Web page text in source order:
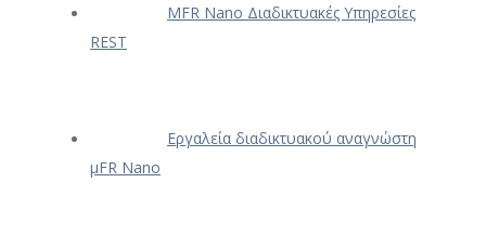
ΜFR Nano Διαδικτυακές Υπηρεσίες
REST
Εργαλεία διαδικτυακού αναγνώστη
μFR Nano